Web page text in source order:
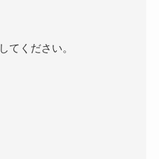
てください。